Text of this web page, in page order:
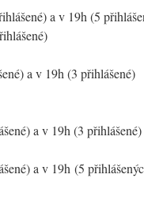
a v 19h (5
a v 19h (3 přihlášené)
a v 19h (3 přihlášené)
a v 19h (5